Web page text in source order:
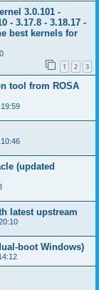
3.0.101 -
- 3.17.8 - 3.18.17 -
best kernels for
1 2 3
tool from ROSA
(updated
latest upstream
boot Windows)